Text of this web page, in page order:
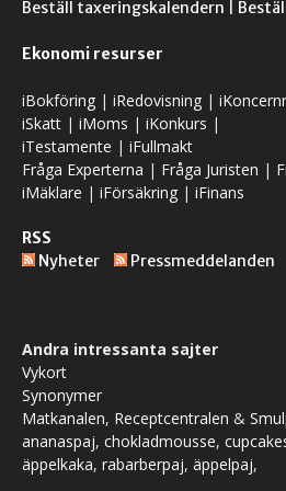
Beställ taxeringskalendern
Ekonomi resurser
iBokföring | iRedovisning |
iSkatt | iMoms | iKonkurs |
iTestamente | iFullmakt
Fråga Experterna | Fråga Juristen |
iMäklare | iFörsäkring | iFinans
RSS
Nyheter
Pressmeddelanden
Andra intressanta sajter
Vykort
Synonymer
Matkanalen, Receptcentralen &
ananaspaj, chokladmousse,
äppelkaka, rabarberpaj, äppelpaj,